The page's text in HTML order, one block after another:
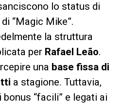
lo status di
“Magic Mike”.
la struttura
per Rafael Leão.
una base fissa di
a stagione. Tuttavia,
“facili” e legati ai